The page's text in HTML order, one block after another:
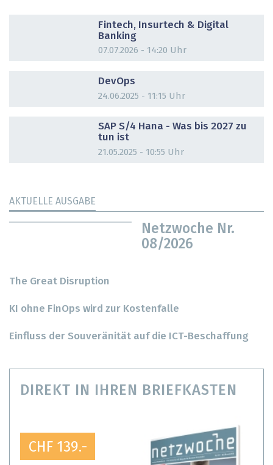
Fintech, Insurtech & Digital
Banking
07.07.2026 - 14:20 Uhr
DevOps
24.06.2025 - 11:15 Uhr
SAP S/4 Hana - Was bis 2027 zu
tun ist
21.05.2025 - 10:55 Uhr
AKTUELLE AUSGABE
Netzwoche Nr.
08/2026
The Great Disruption
KI ohne FinOps wird zur Kostenfalle
Einfluss der Souveränität auf die ICT-Beschaffung
DIREKT IN IHREN BRIEFKASTEN
CHF 139.-